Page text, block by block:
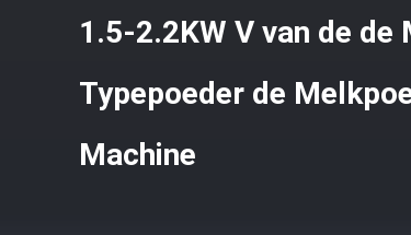
1.5-2.2KW V van de
Typepoeder de
Machine